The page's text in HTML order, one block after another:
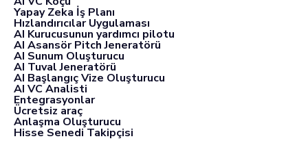
Yapay Zeka İş Planı
Hızlandırıcılar Uygulaması
AI Kurucusunun yardımcı pilotu
AI Asansör Pitch Jeneratörü
AI Sunum Oluşturucu
AI Tuval Jeneratörü
AI Başlangıç Vize Oluşturucu
AI VC Analisti
Entegrasyonlar
Ücretsiz araç
Anlaşma Oluşturucu
Hisse Senedi Takipçisi